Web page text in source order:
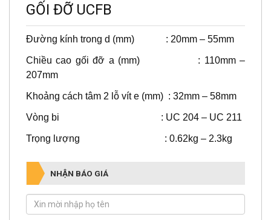
GỐI ĐỠ UCFB
Đường kính trong d (mm) : 20mm – 55mm
Chiều cao gối đỡ a (mm) : 110mm –
207mm
Khoảng cách tâm 2 lỗ vít e (mm) : 32mm – 58mm
Vòng bi : UC 204 – UC 211
Trọng lượng : 0.62kg – 2.3kg
NHẬN BÁO GIÁ